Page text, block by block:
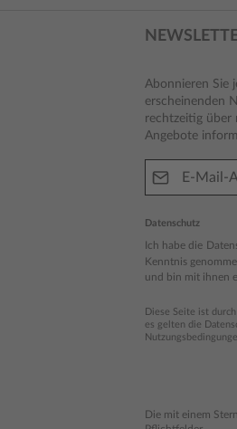
Abonnieren Sie
erscheinenden
rechtzeitig über
Angebote
Datenschutz
Ich habe die
Kenntnis
und bin mit ihnen
Diese Seite ist
es gelten die
Die mit einem